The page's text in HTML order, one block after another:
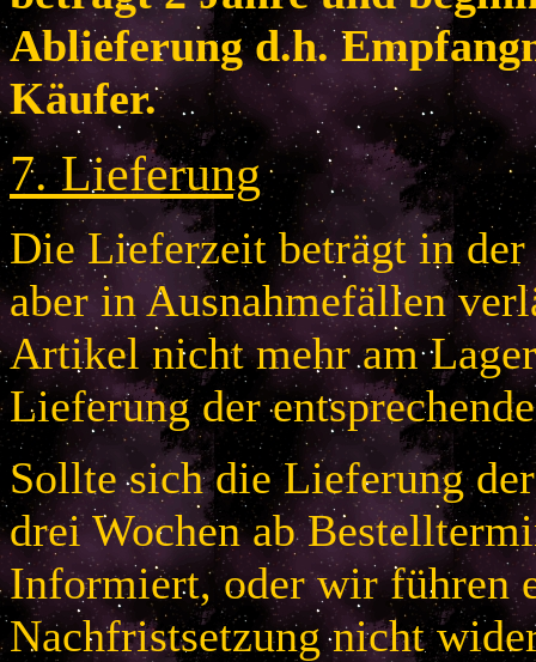
Ablieferung d.h.
Käufer.
7.Lieferung
Die Lieferzeit beträgt in der
aber in Ausnahmefällen
Artikel nicht mehr am
Lieferung der
Sollte sich die Lieferung
drei Wochen ab
Informiert, oder wir führen
Nachfristsetzung nicht